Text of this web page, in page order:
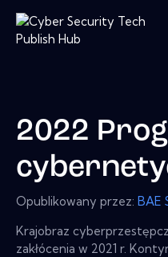
2022
Opublikowany przez: BAE
Krajobraz
zakłócenia w 2021 r.